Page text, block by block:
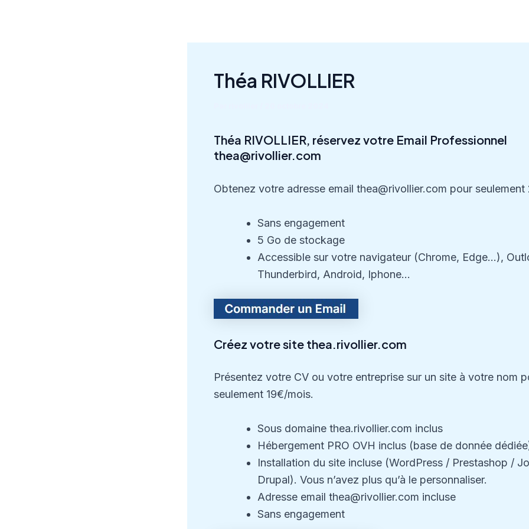
Théa RIVOLLIER
Théa RIVOLLIER, réservez votre Email Professionnel
thea@rivollier.com
Obtenez votre adresse email thea@rivollier.com pour seulement
Sans engagement
5 Go de stockage
Accessible sur votre navigateur (Chrome, Edge…),
Thunderbird, Android, Iphone…
Créez votre site thea.rivollier.com
Présentez votre CV ou votre entreprise sur un site à votre nom
seulement 19€/mois.
Sous domaine thea.rivollier.com inclus
Hébergement PRO OVH inclus (base de donnée
Installation du site incluse (WordPress / Prestashop /
Drupal). Vous n’avez plus qu’à le personnaliser.
Adresse email thea@rivollier.com incluse
Sans engagement